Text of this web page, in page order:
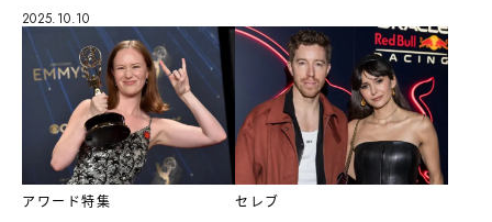
2025.10.10
アワード特集 セレブ